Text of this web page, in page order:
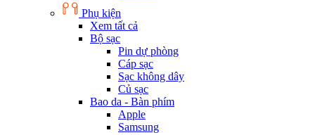
Phụ kiện
Xem tất cả
Bộ sạc
Pin dự phòng
Cáp sạc
Sạc không dây
Củ sạc
Bao da - Bàn phím
Apple
Samsung